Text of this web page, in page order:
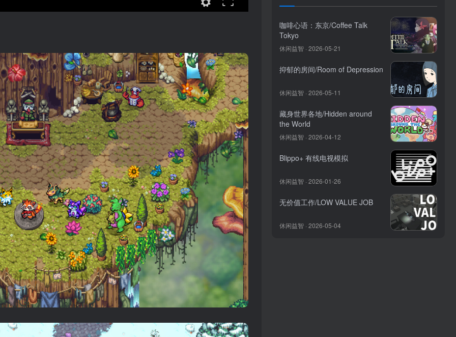
咖啡心语：东京/Coffee Talk
Tokyo
休闲益智 · 2026-05-21
抑郁的房间/Room of Depression
休闲益智 · 2026-05-11
藏身世界各地/Hidden around
the World
休闲益智 · 2026-04-12
Blippo+ 有线电视模拟
休闲益智 · 2026-01-26
无价值工作/LOW VALUE JOB
休闲益智 · 2026-05-04